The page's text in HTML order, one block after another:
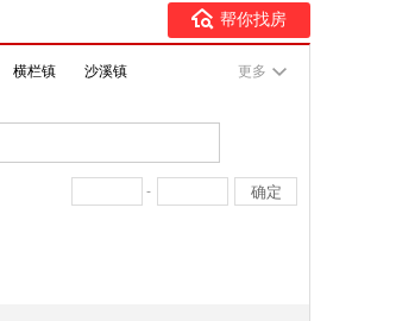
帮你找房
横栏镇
沙溪镇
更多
-